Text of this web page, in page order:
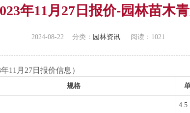
年11月27日报价-园林苗木
2024-08-22 分类： 园林资讯 阅读：1021
11月27日报价信息）
规格
4.5